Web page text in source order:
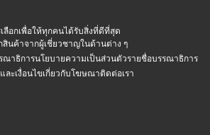
ลือกเพื่อให้ทุกคนได้รับสิ่งที่ดีที่สุด
สินค้าจากผู้เชี่ยวชาญในด้านต่าง ๆ
ณาธิการนโยบายความเป็นส่วนตัวรายชื่อบรรณาธิการ
ละเงื่อนไขเกี่ยวกับโฆษณาติดต่อเรา